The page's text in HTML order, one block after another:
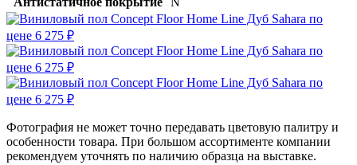
Фотография не может точно передавать цветовую палитру и
особенности товара. При большом ассортименте компании
рекомендуем уточнять по наличию образца на выставке.